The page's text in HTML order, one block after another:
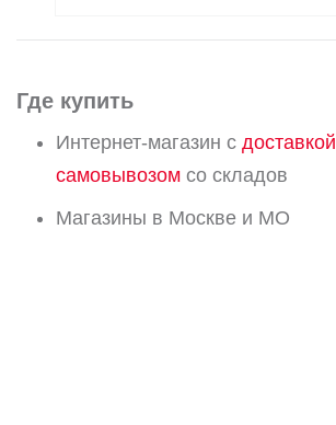
Где купить
Интернет-магазин с доставкой
самовывозом со складов
Магазины в Москве и МО